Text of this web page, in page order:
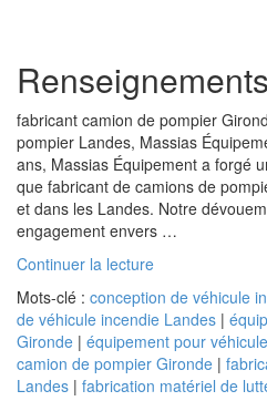
fabricant camion de pompier
pompier Landes, Massias
ans, Massias Équipement a forgé
que fabricant de camions de
et dans les Landes. Notre
engagement envers …
Continuer la lecturede
véhicules »
Mots-clé : conception de véhicule
de véhicule incendie Landes |
Gironde | équipement pour
camion de pompier Gironde |
Landes | fabrication matériel de